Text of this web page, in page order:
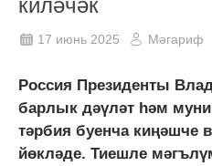
17 июнь 2025 Мәгариф
Россия Президенты
барлык дәүләт һәм
тәрбия буенча
йөкләде. Тиешле